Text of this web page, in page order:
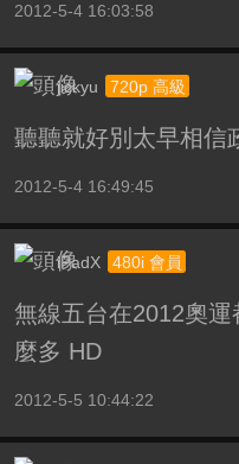
2012-5-4 16:03:58
jickyu 720p 高級
聽聽就好別太早相信
2012-5-4 16:49:45
iPadX 480i 會員
無線五台在2012奧
麼多 HD
2012-5-5 10:44:22